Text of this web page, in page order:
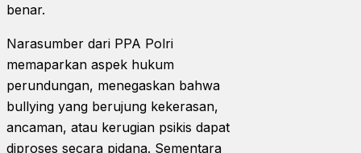
benar.
Narasumber dari PPA Polri
memaparkan aspek hukum
perundungan, menegaskan bahwa
bullying yang berujung kekerasan,
ancaman, atau kerugian psikis dapat
diproses secara pidana. Sementara